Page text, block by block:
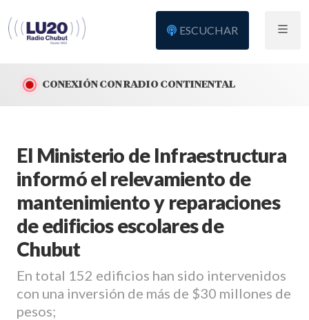
ESCUCHAR
CONEXIÓN CON RADIO CONTINENTAL
El Ministerio de Infraestructura
informó el relevamiento de
mantenimiento y reparaciones
de edificios escolares de
Chubut
En total 152 edificios han sido intervenidos
con una inversión de más de $30 millones de
pesos;